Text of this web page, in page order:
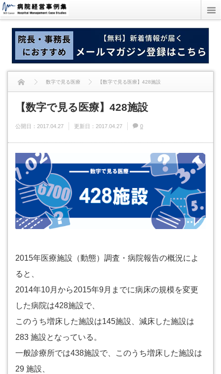
数字で見る医療 【数字で見る医療】428施設
【数字で見る医療】428施設
公開日： 2017.04.27 更新日： 2017.04.27 0
2015年医療施設（動態）調査・病院報告の概況によ
ると、
2014年10月から2015年9月までに病床の規模を変更
した病院は428施設で、
このうち増床した施設は145施設、減床した施設は
283 施設となっている。
一般診療所では438施設で、このうち増床した施設は
29 施設、